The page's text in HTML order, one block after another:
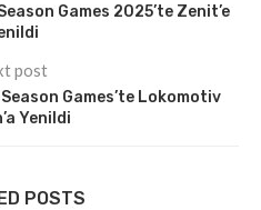
Games 2025’te Zenit’e
post
Games’te Lokomotiv
Yenildi
POSTS